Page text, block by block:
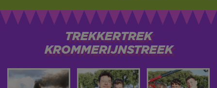
TREKKERTREK
KROMMERIJNSTREEK